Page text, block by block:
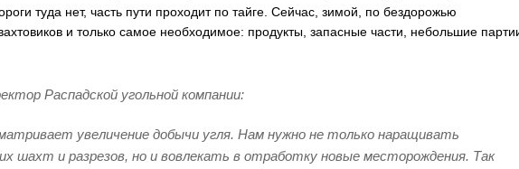
туда нет, часть пути проходит по тайге. Сейчас, зимой, по бездорожью
и только самое необходимое: продукты, запасные части, небольшие
Распадской угольной компании:
увеличение добычи угля. Нам нужно не только наращивать
шахт и разрезов, но и вовлекать в отработку новые месторождения. Так